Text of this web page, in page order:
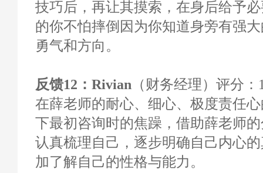
技巧后，再让其摸索，在身后给予
的你不怕摔倒因为你知道身旁有强
勇气和方向。
反馈12：Rivian （财务经理）评分：
在薛老师的耐心、细心、极度责任
下最初咨询时的焦躁，借助薛老师
认真梳理自己，逐步明确自己内心
加了解自己的性格与能力。